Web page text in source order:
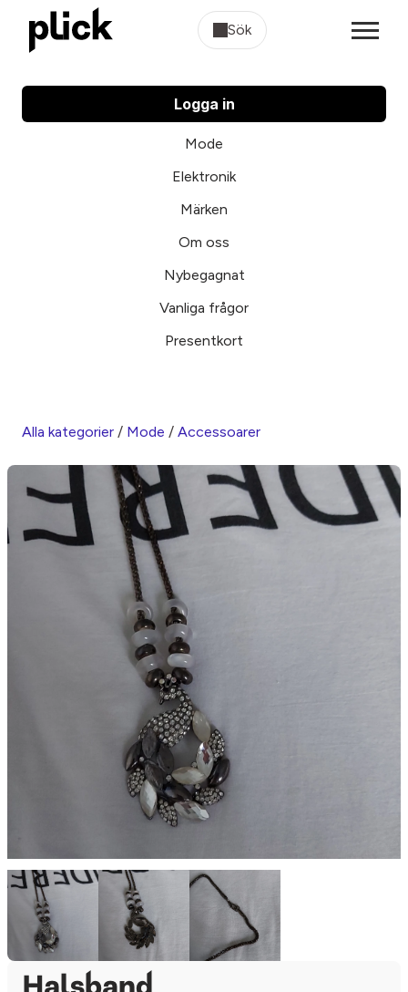
Sök
Logga in
Mode
Elektronik
Märken
Om oss
Nybegagnat
Vanliga frågor
Presentkort
Alla kategorier / Mode / Accessoarer